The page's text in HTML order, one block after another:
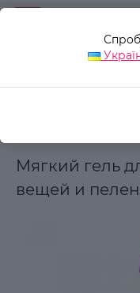
Мягкий гель
вещей и